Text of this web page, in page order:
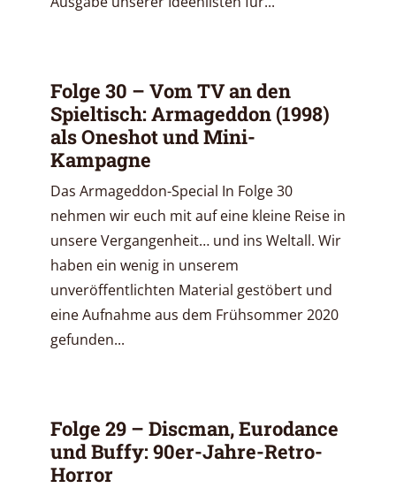
Folge 30 – Vom TV an den
Spieltisch: Armageddon (1998)
als Oneshot und Mini-
Kampagne
Das Armageddon-Special In Folge 30
nehmen wir euch mit auf eine kleine Reise in
unsere Vergangenheit… und ins Weltall. Wir
haben ein wenig in unserem
unveröffentlichten Material gestöbert und
eine Aufnahme aus dem Frühsommer 2020
gefunden...
Folge 29 – Discman, Eurodance
und Buffy: 90er-Jahre-Retro-
Horror